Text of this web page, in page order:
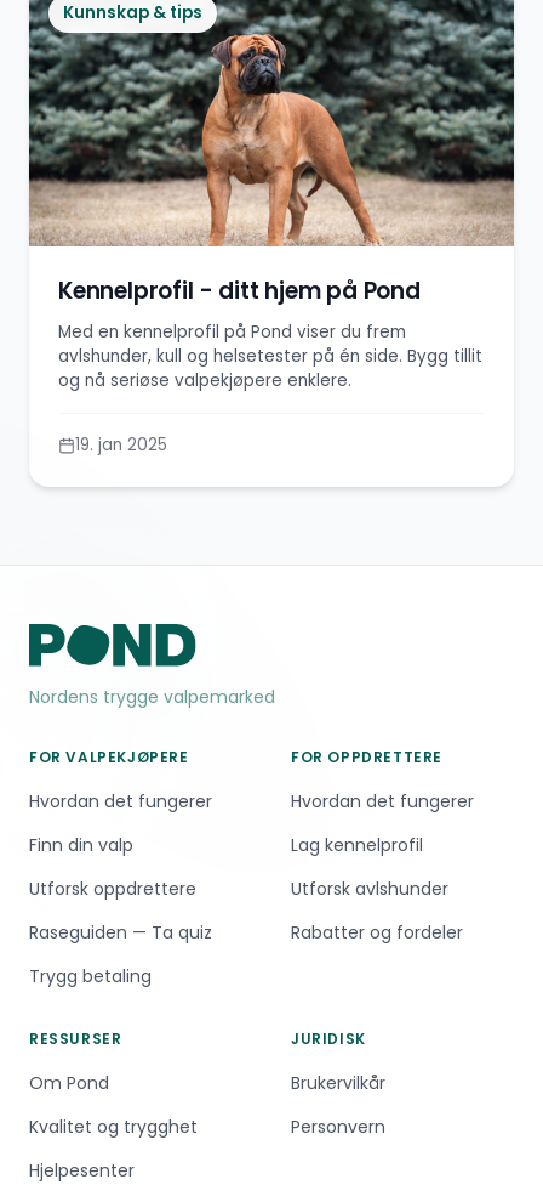
Kunnskap & tips
Kennelprofil - ditt hjem på Pond
Med en kennelprofil på Pond viser du frem
avlshunder, kull og helsetester på én side. Bygg tillit
og nå seriøse valpekjøpere enklere.
19. jan 2025
Nordens trygge valpemarked
FOR VALPEKJØPERE
Hvordan det fungerer
Finn din valp
Utforsk oppdrettere
Raseguiden — Ta quiz
Trygg betaling
FOR OPPDRETTERE
Hvordan det fungerer
Lag kennelprofil
Utforsk avlshunder
Rabatter og fordeler
RESSURSER
Om Pond
Kvalitet og trygghet
Hjelpesenter
JURIDISK
Brukervilkår
Personvern